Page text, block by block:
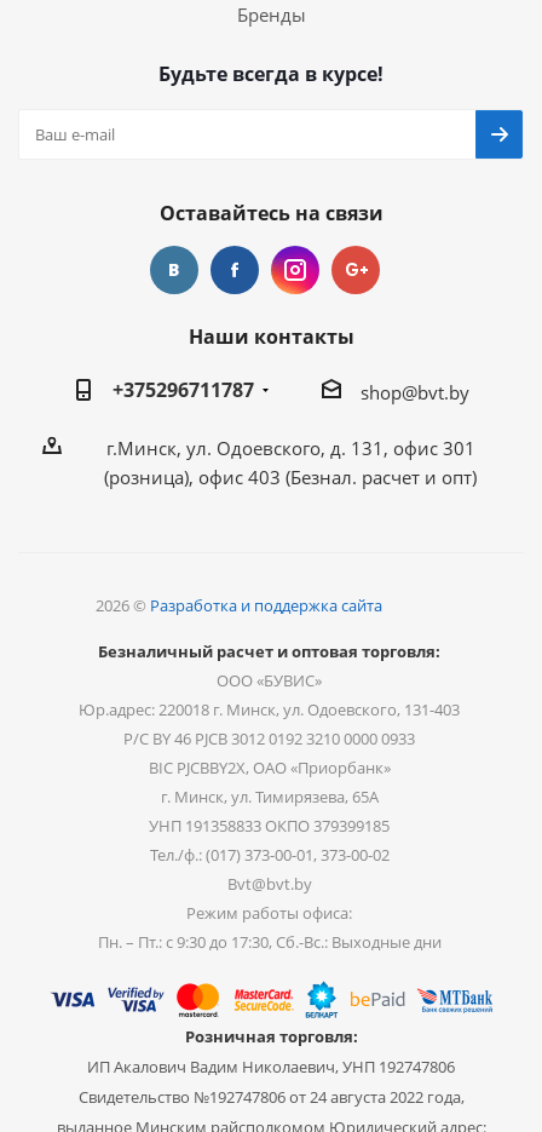
Бренды
Будьте всегда в курсе!
Оставайтесь на связи
Наши контакты
+375296711787
shop@bvt.by
г.Минск, ул. Одоевского, д. 131, офис 301
(розница), офис 403 (Безнал. расчет и опт)
2026 © Разработка и поддержка сайта
Безналичный расчет и оптовая торговля:
ООО «БУВИС»
Юр.адрес: 220018 г. Минск, ул. Одоевского, 131-403
Р/С BY 46 PJCB 3012 0192 3210 0000 0933
BIC PJCBBY2X, ОАО «Приорбанк»
г. Минск, ул. Тимирязева, 65А
УНП 191358833 ОКПО 379399185
Тел./ф.: (017) 373-00-01, 373-00-02
Bvt@bvt.by
Режим работы офиса:
Пн. – Пт.: с 9:30 до 17:30, Сб.-Вс.: Выходные дни
Розничная торговля:
ИП Акалович Вадим Николаевич, УНП 192747806
Свидетельство №192747806 от 24 августа 2022 года,
выданное Минским райсполкомом Юридический адрес: